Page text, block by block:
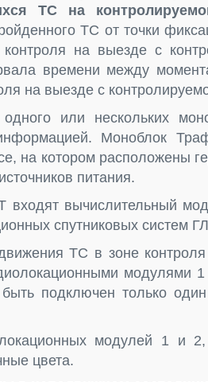
ТС на
ТС от точки
на выезде с
времени между
на выезде с
или нескольких
Моноблок
на котором расположены
питания.
входят вычислительный
спутниковых систем
ТС в зоне
модулями
подключен только
модулей 1 и
цвета.